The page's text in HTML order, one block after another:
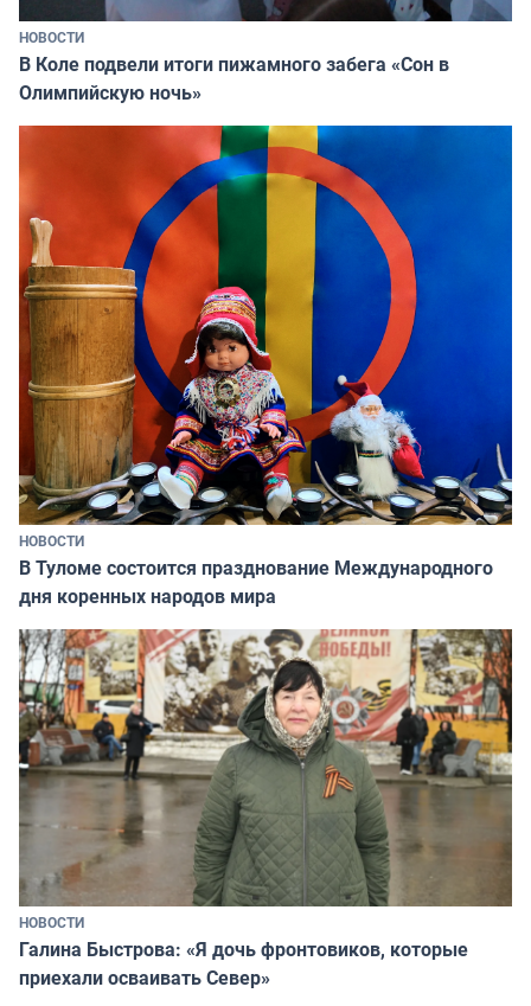
НОВОСТИ
В Коле подвели итоги пижамного забега «Сон в
Олимпийскую ночь»
НОВОСТИ
В Туломе состоится празднование Международного
дня коренных народов мира
НОВОСТИ
Галина Быстрова: «Я дочь фронтовиков, которые
приехали осваивать Север»